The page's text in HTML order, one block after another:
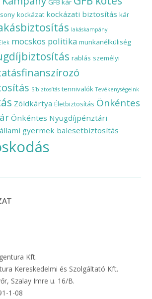
GFB kár
kockázat kockázati biztosítás kár
lakáskampány
mocskos politika munkanélküliség
rablás személyi
Síbiztosítás tennivalók Tevékenységeink
Zöldkártya Életbiztosítás Önkéntes
Önkéntes Nyugdíjpénztári
állami gyermek balesetbiztosítás
Kft.
Kereskedelmi és Szolgáltató Kft.
Szalay Imre u. 16/B.
1-08